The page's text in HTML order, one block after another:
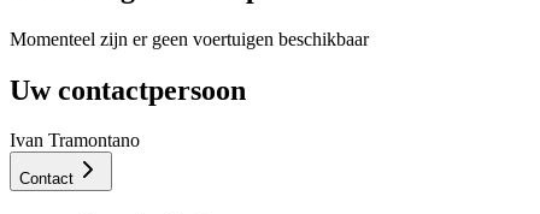
Momenteel zijn er geen voertuigen beschikbaar
Uw contactpersoon
Ivan Tramontano
Contact